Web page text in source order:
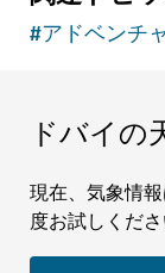
#アドベンチ
ドバイの
現在、気象情
度お試しくださ